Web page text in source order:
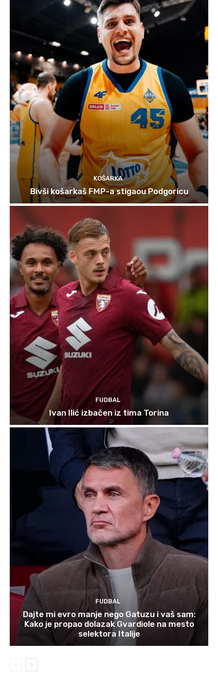
KOŠARKA
Bivši košarkaš FMP-a stigaou Podgoricu
FUDBAL
Ivan Ilić izbačen iz tima Torina
FUDBAL
Dajte mi evro manje nego Gatuzu i vaš sam:
Kako je propao dolazak Gvardiole na mesto
selektora Italije